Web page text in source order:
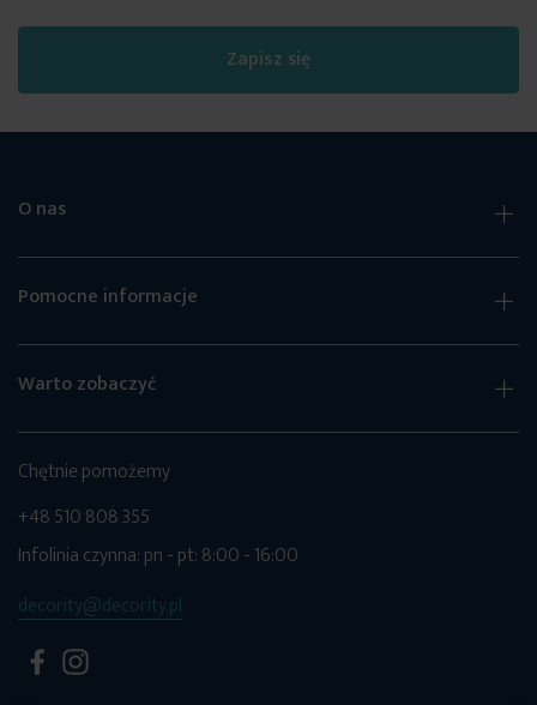
Zapisz się
O nas
Pomocne informacje
Warto zobaczyć
Chętnie pomożemy
+48 510 808 355
Infolinia czynna: pn - pt: 8:00 - 16:00
decority@decority.pl